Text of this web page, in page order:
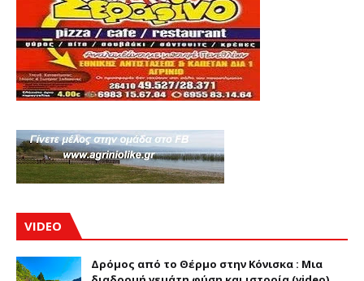
VIDEO
Δρόμος από το Θέρμο στην Κόνισκα : Μια